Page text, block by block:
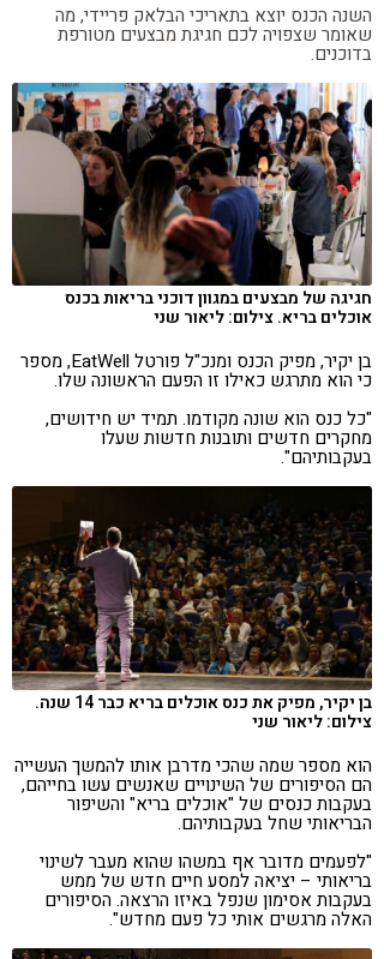
השנה הכנס יוצא בתאריכי הבלאק פריידי, מה
שאומר שצפויה לכם חגיגת מבצעים מטורפת
בדוכנים.
חגיגה של מבצעים במגוון דוכני בריאות בכנס
אוכלים בריא. צילום: ליאור שני
בן יקיר, מפיק הכנס ומנכ"ל פורטל EatWell, מספר
כי הוא מתרגש כאילו זו הפעם הראשונה שלו.
"כל כנס הוא שונה מקודמו. תמיד יש חידושים,
מחקרים חדשים ותובנות חדשות שעלו
בעקבותיהם".
בן יקיר, מפיק את כנס אוכלים בריא כבר 14 שנה.
צילום: ליאור שני
הוא מספר שמה שהכי מדרבן אותו להמשך העשייה
הם הסיפורים של השינויים שאנשים עשו בחייהם,
בעקבות כנסים של "אוכלים בריא" והשיפור
הבריאותי שחל בעקבותיהם.
"לפעמים מדובר אף במשהו שהוא מעבר לשינוי
בריאותי – יציאה למסע חיים חדש של ממש
בעקבות אסימון שנפל באיזו הרצאה. הסיפורים
האלה מרגשים אותי כל פעם מחדש".